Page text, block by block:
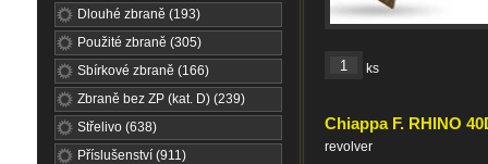
Dlouhé zbraně (193)
Použité zbraně (305)
Sbírkové zbraně (166)
Zbraně bez ZP (kat. D) (239)
Střelivo (638)
Příslušenství (911)
ks
Chiappa F. RHINO
revolver